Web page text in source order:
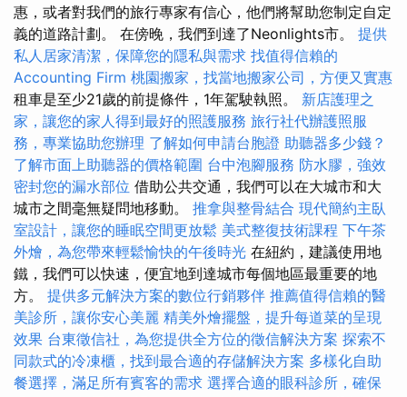
惠，或者對我們的旅行專家有信心，他們將幫助您制定自定
義的道路計劃。 在傍晚，我們到達了Neonlights市。 提供
私人居家清潔，保障您的隱私與需求 找值得信賴的
Accounting Firm 桃園搬家，找當地搬家公司，方便又實惠
租車是至少21歲的前提條件，1年駕駛執照。 新店護理之
家，讓您的家人得到最好的照護服務 旅行社代辦護照服
務，專業協助您辦理 了解如何申請台胞證 助聽器多少錢？
了解市面上助聽器的價格範圍 台中泡腳服務 防水膠，強效
密封您的漏水部位 借助公共交通，我們可以在大城市和大
城市之間毫無疑問地移動。 推拿與整骨結合 現代簡約主臥
室設計，讓您的睡眠空間更放鬆 美式整復技術課程 下午茶
外燴，為您帶來輕鬆愉快的午後時光 在紐約，建議使用地
鐵，我們可以快速，便宜地到達城市每個地區最重要的地
方。 提供多元解決方案的數位行銷夥伴 推薦值得信賴的醫
美診所，讓你安心美麗 精美外燴擺盤，提升每道菜的呈現
效果 台東徵信社，為您提供全方位的徵信解決方案 探索不
同款式的冷凍櫃，找到最合適的存儲解決方案 多樣化自助
餐選擇，滿足所有賓客的需求 選擇合適的眼科診所，確保